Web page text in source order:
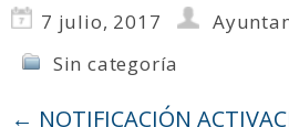
7 julio, 2017
Sin categoría
← NOTIFICACIÓN